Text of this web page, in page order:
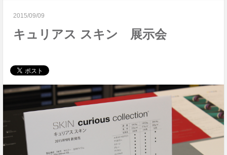
2015/09/09
キュリアス スキン 展示会